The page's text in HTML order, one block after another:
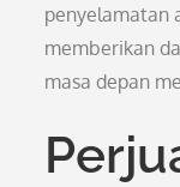
penyelamatan
memberikan
masa depan